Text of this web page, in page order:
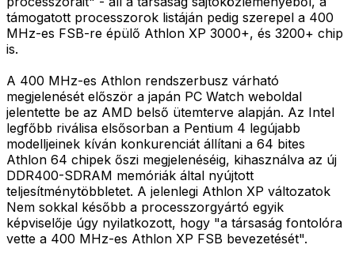
támogatott processzorok listáján pedig szerepel a 400
MHz-es FSB-re épülő Athlon XP 3000+, és 3200+ chip
is.
A 400 MHz-es Athlon rendszerbusz várható
megjelenését először a japán PC Watch weboldal
jelentette be az AMD belső ütemterve alapján. Az Intel
legfőbb riválisa elsősorban a Pentium 4 legújabb
modelljeinek kíván konkurenciát állítani a 64 bites
Athlon 64 chipek őszi megjelenéséig, kihasználva az új
DDR400-SDRAM memóriák által nyújtott
teljesítménytöbbletet. A jelenlegi Athlon XP változatok
Nem sokkal később a processzorgyártó egyik
képviselője úgy nyilatkozott, hogy "a társaság fontolóra
vette a 400 MHz-es Athlon XP FSB bevezetését".